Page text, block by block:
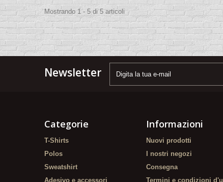
Mostrando 1 - 5 di 5 articoli
Newsletter
Categorie
T-Shirts
Polos
Sweatshirt
Adesivo e accessori
Informazioni
Nuovi prodotti
I nostri negozi
Consegna
Termini e condizioni